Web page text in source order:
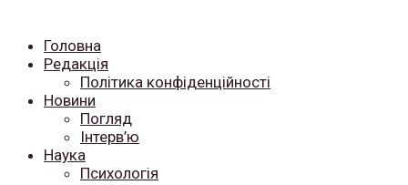
Головна
Редакція
Політика конфіденційності
Новини
Погляд
Інтерв’ю
Наука
Психологія